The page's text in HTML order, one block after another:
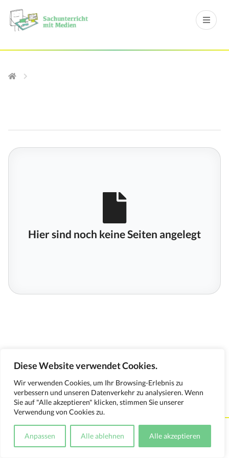
Diese Website verwendet Cookies.
Wir verwenden Cookies, um Ihr Browsing-Erlebnis zu
verbessern und unseren Datenverkehr zu analysieren. Wenn
Sie auf "Alle akzeptieren" klicken, stimmen Sie unserer
Verwendung von Cookies zu.
Anpassen Alle ablehnen Alle akzeptieren
Hier sind noch keine Seiten angelegt
Kontakt Impressum Datenschutzerklärung
Medienverwendungsnachweis